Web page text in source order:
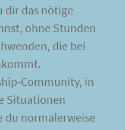
dir das nötige
ohne Stunden
die bei
Community, in
Situationen
du normalerweise